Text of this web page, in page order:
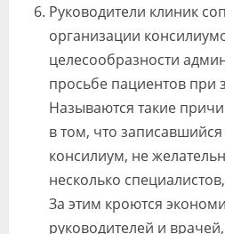
Руководители клиник
организации
целесообразности
просьбе пациентов при
Называются такие
в том, что
консилиум, не
несколько
За этим кроются
руководителей и